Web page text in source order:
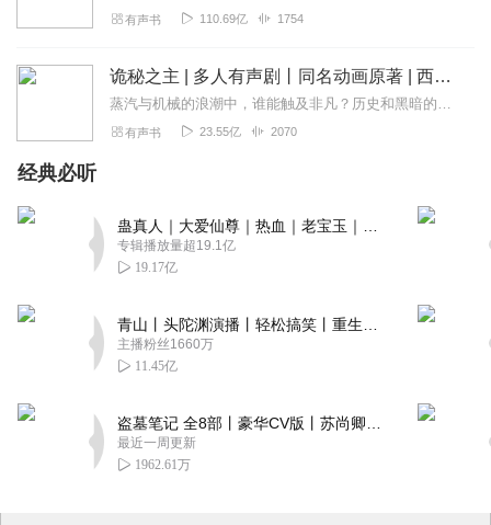
有声书 110.69亿 1754
诡秘之主 | 多人有声剧丨同名动画原著 | 西幻克苏鲁 | 乌贼作品
蒸汽与机械的浪潮中，谁能触及非凡？历史和黑暗的迷雾里，又是谁在耳语？我从诡秘中醒来，睁眼看见这个世界：枪械，大炮，巨舰，飞空艇，差分机；魔药，占卜，诅咒，倒吊人...
有声书 23.55亿 2070
经典必听
专辑播放量超19.1亿
19.17亿
主播粉丝1660万
11.45亿
最近一周更新
1962.61万